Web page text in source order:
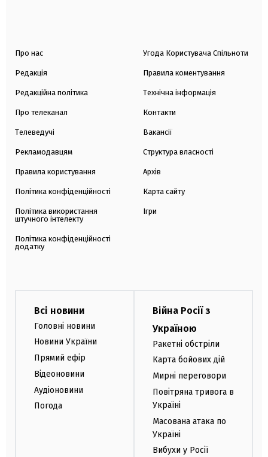
Про нас
Редакція
Редакційна політика
Про телеканал
Телеведучі
Рекламодавцям
Правила користування
Політика конфіденційності
Політика використання
штучного інтелекту
Політика конфіденційності
додатку
Угода Користувача Спільноти
Правила коментування
Технічна інформація
Контакти
Вакансії
Структура власності
Архів
Карта сайту
Ігри
Всі новини
Головні новини
Новини України
Прямий ефір
Відеоновини
Аудіоновини
Погода
Війна Росії з
Україною
Ракетні обстріли
Карта бойових дій
Мирні переговори
Повітряна тривога в
Україні
Масована атака по
Україні
Вибухи у Росії